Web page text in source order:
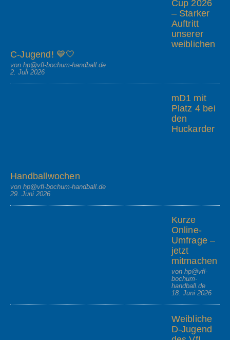
Cup 2026
– Starker
Auftritt
unserer
weiblichen
C-Jugend! 💙🤍
von hp@vfl-bochum-handball.de
2. Juli 2026
mD1 mit
Platz 4 bei
den
Huckarder
Handballwochen
von hp@vfl-bochum-handball.de
29. Juni 2026
Kurze
Online-
Umfrage –
jetzt
mitmachen
von hp@vfl-
bochum-
handball.de
18. Juni 2026
Weibliche
D-Jugend